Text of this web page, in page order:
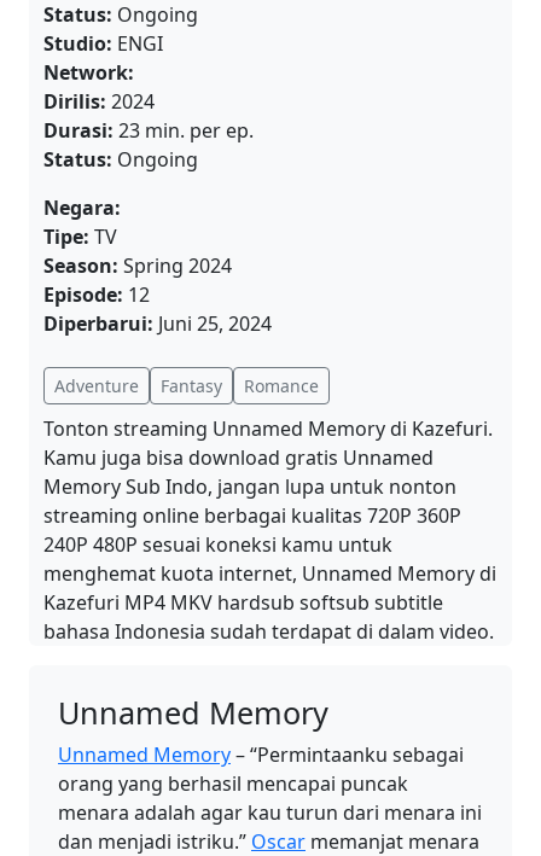
Status: Ongoing
Studio: ENGI
Network:
Dirilis: 2024
Durasi: 23 min. per ep.
Status: Ongoing
Negara:
Tipe: TV
Season: Spring 2024
Episode: 12
Diperbarui: Juni 25, 2024
Adventure Fantasy Romance
Tonton streaming Unnamed Memory di Kazefuri.
Kamu juga bisa download gratis Unnamed
Memory Sub Indo, jangan lupa untuk nonton
streaming online berbagai kualitas 720P 360P
240P 480P sesuai koneksi kamu untuk
menghemat kuota internet, Unnamed Memory di
Kazefuri MP4 MKV hardsub softsub subtitle
bahasa Indonesia sudah terdapat di dalam video.
Unnamed Memory
Unnamed Memory– “Permintaanku sebagai
orang yang berhasil mencapai puncak
menara adalah agar kau turun dari menara ini
dan menjadi istriku.” Oscar memanjat menara